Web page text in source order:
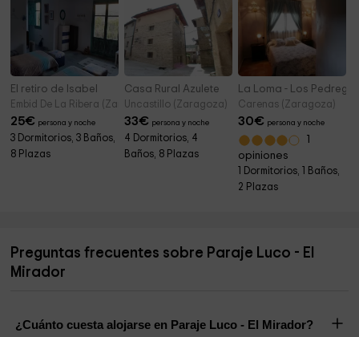
El retiro de Isabel
Embid De La Ribera (Zaragoza)
25€ persona y noche
3 Dormitorios, 3 Baños,
8 Plazas
Casa Rural Azulete
Uncastillo (Zaragoza)
33€ persona y noche
4 Dormitorios, 4
Baños, 8 Plazas
La Loma - Los
Carenas (Zaragoza)
30€ persona y noche
opiniones
1 Dormitorios, 1 Baños,
2 Plazas
Preguntas frecuentes sobre Paraje Luco - El
Mirador
¿Cuánto cuesta alojarse en Paraje Luco - El Mirador?